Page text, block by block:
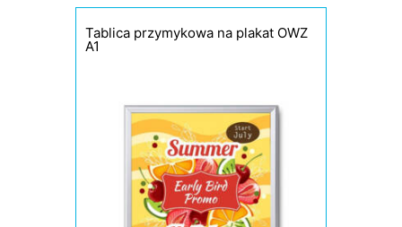
Tablica przymykowa na plakat OWZ
A1